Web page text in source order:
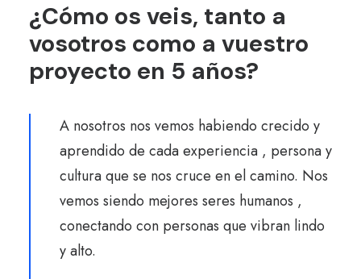
¿Cómo os veis, tanto a
vosotros como a vuestro
proyecto en 5 años?
A nosotros nos vemos habiendo crecido y
aprendido de cada experiencia , persona y
cultura que se nos cruce en el camino. Nos
vemos siendo mejores seres humanos ,
conectando con personas que vibran lindo
y alto.